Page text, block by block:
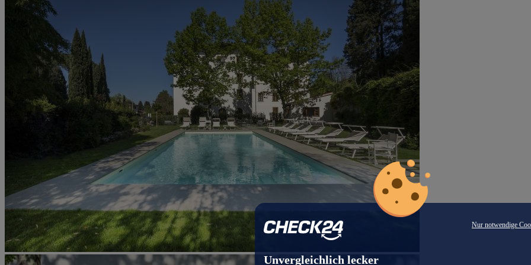
Nur notwendige
Unvergleichlich lecker